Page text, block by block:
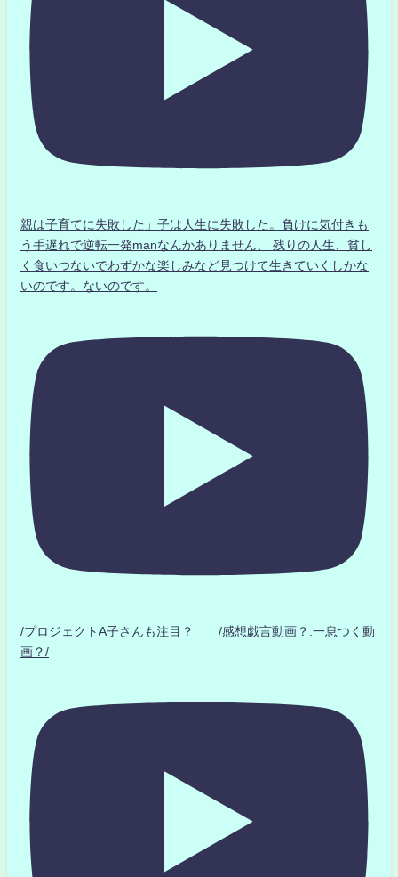
親は子育てに失敗した」子は人生に失敗した。負けに気付きも
う手遅れで逆転一発manなんかありません、 残りの人生、貧し
く食いつないでわずかな楽しみなど見つけて生きていくしかな
いのです。ないのです。
/プロジェクトA子さんも注目？ /感想戯言動画？.一息つく動
画？/